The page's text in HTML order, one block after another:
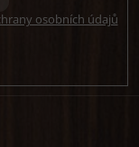
osobních údajů